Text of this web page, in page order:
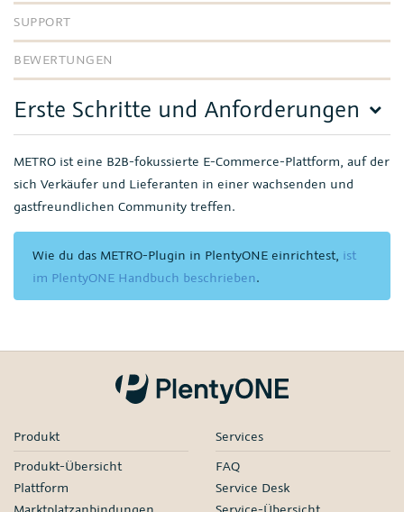
SUPPORT
BEWERTUNGEN
Erste Schritte und Anforderungen
METRO ist eine B2B-fokussierte E-Commerce-Plattform, auf der
sich Verkäufer und Lieferanten in einer wachsenden und
gastfreundlichen Community treffen.
Wie du das METRO-Plugin in PlentyONE einrichtest, ist
im PlentyONE Handbuch beschrieben.
Produkt
Produkt-Übersicht
Plattform
Services
FAQ
Service Desk